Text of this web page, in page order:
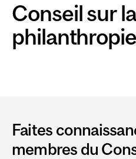
Conseil sur la
Faites
membres du